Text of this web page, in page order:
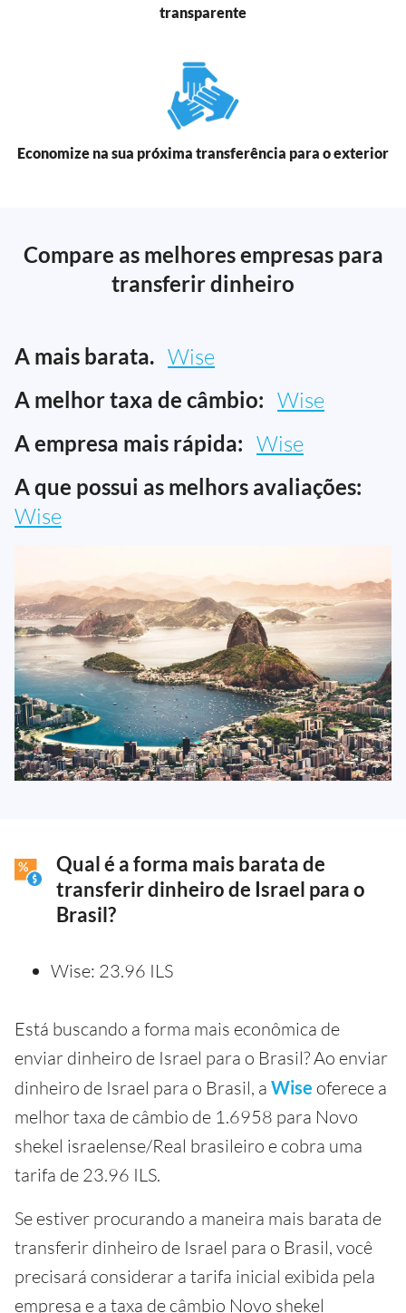
transparente
Economize na sua próxima transferência para o exterior
Compare as melhores empresas para
transferir dinheiro
A mais barata. Wise
A melhor taxa de câmbio: Wise
A empresa mais rápida: Wise
A que possui as melhors avaliações:
Wise
Qual é a forma mais barata de
transferir dinheiro de Israel para o
Brasil?
Wise: 23.96 ILS
Está buscando a forma mais econômica de
enviar dinheiro de Israel para o Brasil? Ao enviar
dinheiro de Israel para o Brasil, a Wise oferece a
melhor taxa de câmbio de 1.6958 para Novo
shekel israelense/Real brasileiro e cobra uma
tarifa de 23.96 ILS.
Se estiver procurando a maneira mais barata de
transferir dinheiro de Israel para o Brasil, você
precisará considerar a tarifa inicial exibida pela
empresa e a taxa de câmbio Novo shekel